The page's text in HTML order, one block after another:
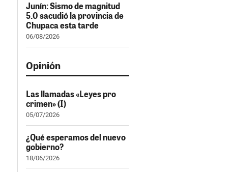
Junín: Sismo de magnitud
5.0 sacudió la provincia de
Chupaca esta tarde
06/08/2026
Opinión
Las llamadas «Leyes pro
crimen» (I)
05/07/2026
¿Qué esperamos del nuevo
gobierno?
18/06/2026